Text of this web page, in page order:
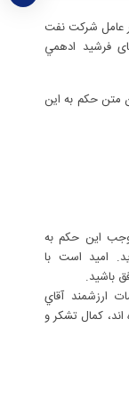
عامل شرکت نفت
فرشيد ادهمي
متن حکم به این
اين حكم به
اميد است با
باشيد.
ارزشمند آقاي
اند، كمال تشكر و